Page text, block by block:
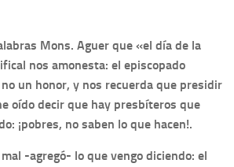
Mons. Aguer que «el día de la
nos amonesta: el episcopado
un honor, y nos recuerda que presidir
oído decir que hay presbíteros que
¡pobres, no saben lo que hacen!.
-agregó- lo que vengo diciendo: el